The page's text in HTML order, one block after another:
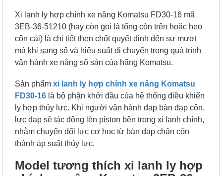
Xi lanh ly hợp chính xe nâng Komatsu FD30-16 mã
3EB-36-51210 (hay còn gọi là tổng côn trên hoặc heo
côn cái) là chi tiết then chốt quyết định đến sự mượt
mà khi sang số và hiệu suất di chuyển trong quá trình
vận hành xe nâng số sàn của hãng Komatsu.
Sản phẩmxi lanh ly hợp chính xe nâng Komatsu
FD30-16 là bộ phận khởi đầu của hệ thống điều khiển
ly hợp thủy lực. Khi người vận hành đạp bàn đạp côn,
lực đạp sẽ tác động lên piston bên trong xi lanh chính,
nhằm chuyển đổi lực cơ học từ bàn đạp chân côn
thành áp suất thủy lực.
Model tương thích xi lanh ly hợp